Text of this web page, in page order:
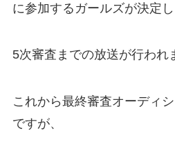
に参加するガールズが決定し
5次審査までの放送が行われ
これから最終審査オーディ
ですが、